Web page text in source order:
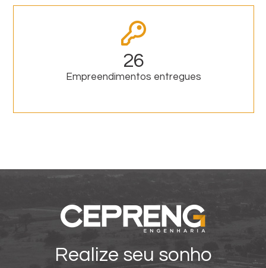
26
Empreendimentos entregues
Realize seu sonho